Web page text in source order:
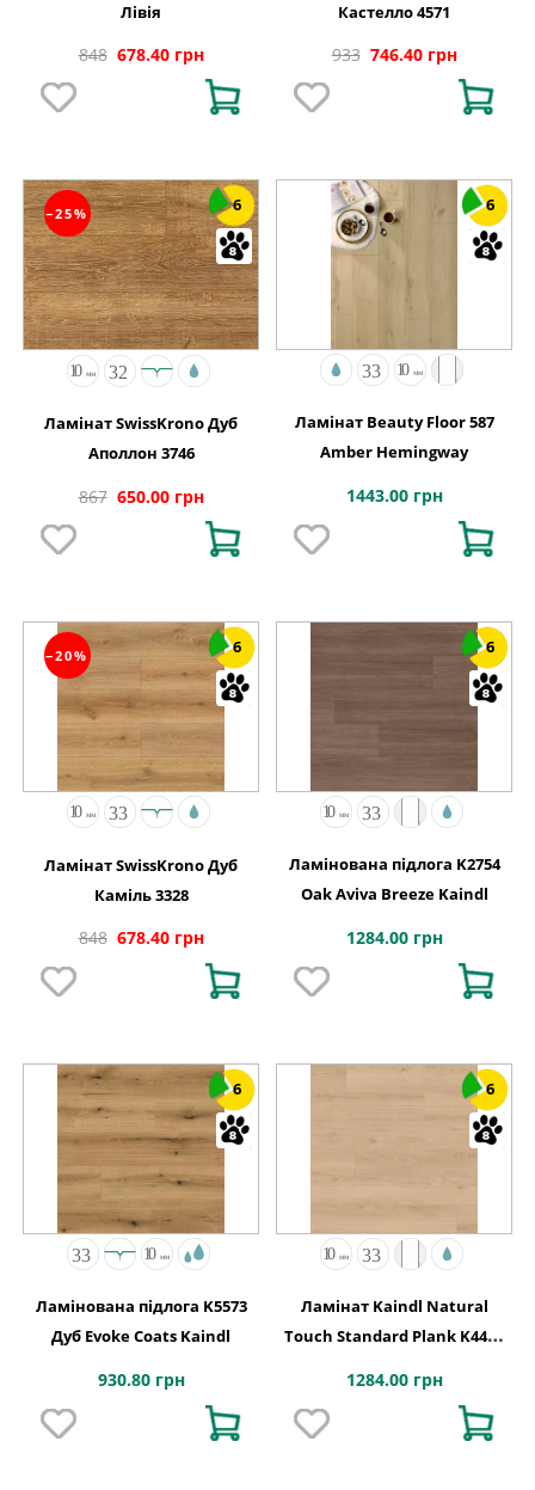
Лівія
848 678.40 грн
Кастелло 4571
933 746.40 грн
−25% 6
Ламінат SwissKrono Дуб
Аполлон 3746
867 650.00 грн
6
Ламінат Beauty Floor 587
Amber Hemingway
1443.00 грн
−20% 6
Ламінат SwissKrono Дуб
Каміль 3328
848 678.40 грн
6
Ламінована підлога K2754
Oak Aviva Breeze Kaindl
1284.00 грн
6
Ламінована підлога K5573
Дуб Evoke Coats Kaindl
930.80 грн
6
Ламінат Kaindl Natural
Touch Standard Plank K4423
1284.00 грн